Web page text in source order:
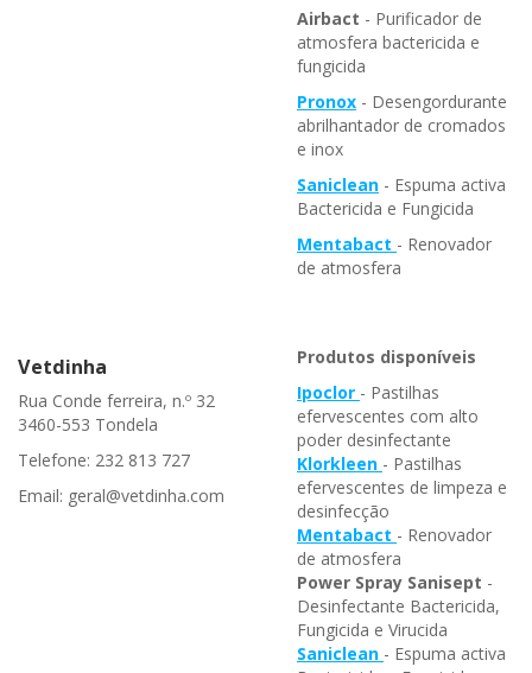
Airbact - Purificador de
atmosfera bactericida e
fungicida
Pronox - Desengordurante
abrilhantador de cromados
e inox
Saniclean - Espuma activa
Bactericida e Fungicida
Mentabact - Renovador
de atmosfera
Vetdinha
Rua Conde ferreira, n.º 32
3460-553 Tondela
Telefone: 232 813 727
Email: geral@vetdinha.com
Produtos disponíveis
Ipoclor - Pastilhas
efervescentes com alto
poder desinfectante
Klorkleen - Pastilhas
efervescentes de limpeza e
desinfecção
Mentabact - Renovador
de atmosfera
Power Spray Sanisept -
Desinfectante Bactericida,
Fungicida e Virucida
Saniclean - Espuma activa